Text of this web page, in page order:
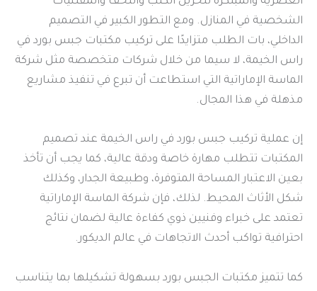
الشخصية في المنازل. ومع التطور الكبير في التصميم
الداخلي، بات الطلب متزايدًا على تركيب مكتبات جبس بورد في
راس الخيمة، لا سيما من خلال شركات متخصصة مثل شركة
الماسة الإماراتية التي استطاعت أن تبرع في تنفيذ مشاريع
مذهلة في هذا المجال.
إن عملية تركيب جبس بورد في راس الخيمة عند تصميم
المكتبات تتطلب مهارة خاصة ودقة عالية، كما يجب أن تأخذ
بعين الاعتبار المساحة المتوفرة، وطبيعة الجدار، وكذلك
شكل الأثاث المحيط. لذلك، فإن شركة الماسة الإماراتية
تعتمد على خبراء وفنيين ذوي كفاءة عالية لضمان نتائج
احترافية تواكب أحدث الاتجاهات في عالم الديكور.
كما تتميز مكتبات الجبس بورد بسهولة تشكيلها بما يتناسب